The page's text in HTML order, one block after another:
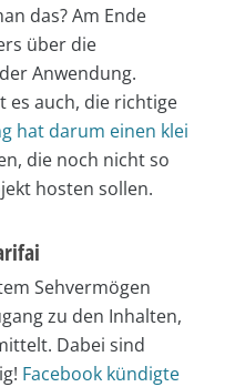
das? Am Ende
über die
Anwendung.
es auch, die richtige
hat darum einen klei
die noch nicht so
hosten sollen.
Sehvermögen
zu den Inhalten,
Dabei sind
Facebook kündigte